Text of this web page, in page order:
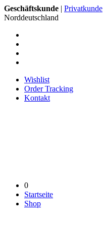
Geschäftskunde | Privatkunde
Norddeutschland
Wishlist
Order Tracking
Kontakt
0
Startseite
Shop